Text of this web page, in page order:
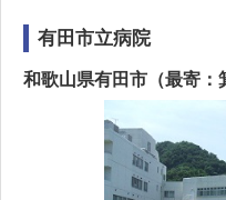
有田市立病院
和歌山県有田市（最寄：